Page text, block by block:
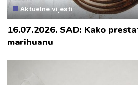
Aktuelne vijesti
16.07.2026. SAD: Kako
marihuanu